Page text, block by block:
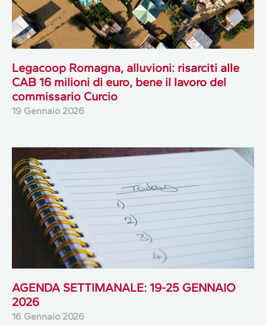
Legacoop Romagna, alluvioni: risarciti alle
CAB 16 milioni di euro, bene il lavoro del
commissario Curcio
19 Gennaio 2026
AGENDA SETTIMANALE: 19-25 GENNAIO
2026
16 Gennaio 2026